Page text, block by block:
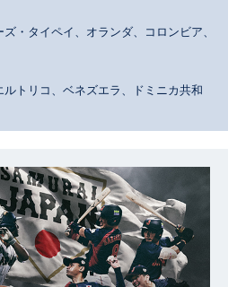
・タイペイ、オランダ、コロンビア、
トリコ、ベネズエラ、ドミニカ共和